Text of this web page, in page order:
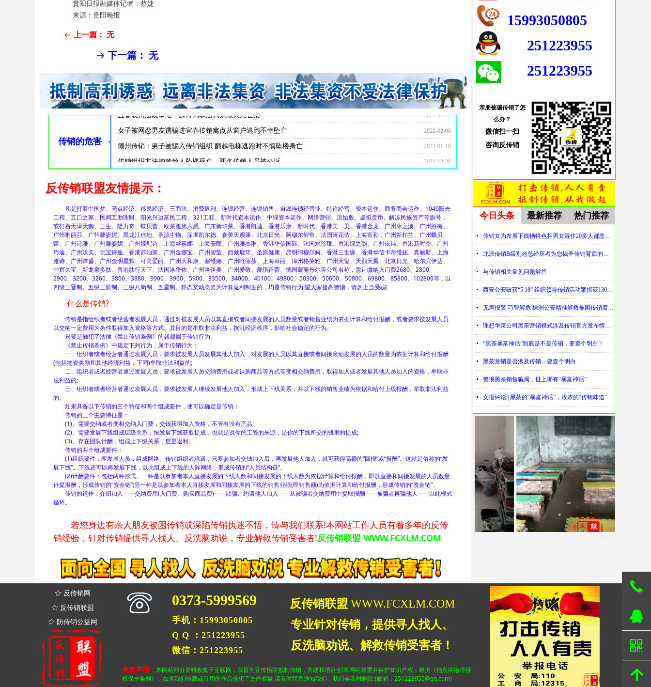
贵阳日报融媒体记者：蔡婕
来源：贵阳晚报
ꂃ 上一篇： 无
ꁹ 下一篇： 无
凡是打着中国梦、亮点经济、移民经济、三商法、消费返利、连锁经营、连锁销售、自愿连锁经营业、特许经营、资本运作、商务商会运作、1040阳光
工程、五口之家、民间互助理财、阳光兴边富民工程、321工程、新时代资本运作、中绿资本运作、网络营销、原始股、虚拟货币、解冻民族资产等旗号，
或打着天津天狮、三生、隆力奇、蝶贝蕾、欧莱雅第六感、广东新珀莱、香港凯迪、香港乐康、新时代、香港美一美、香港金龙、广州冰之澳、广州胜梅、
广州唯丽莎、广州馨姿妮、黑龙江佳地、圣源生物、深圳凯尔德、参美天赐康、北京日光、阿穆尔鲟鱼、法国落花侬、上海富勒，广州新柏兰、广州蝶贝
蕾、广州诗雅、广州馨姿妮、广州姬配诗、上海丝嘉娜、上海安郎、广州雅杰琳、香港华信国际、法国水玲珑、香港绿之韵、广州依纯、香港新时空、广州
巧迪、广州汉美、玩宝诗逸、香港苏泊莱、广州金娜宝、广州碧莹、西藏鹿茸、圣原健康、昆明阿穆尔鲟、香港三世缘、香港华信卡蒂维妮、真丽斯、上海
雅诗、广州谭盛、广州金明星辉、可美爱丽、广州大和康、塞维娜、广州唯丽莎、上海卓丽、漳州格莱雅、广州天玺、天顔天奚、北京日光、哈尔滨伊达、
中辉久宝、新龙泉多肽、香港肽行天下、法国洛华侬、广州洛伊美、广州爱敬、爱琪蓓蕾、德国蒙丽丹尔等公司名称，需让缴纳入门费2680、2800、
2900、3200、3260、3800、3880、3900、3960、5900、33500、34000、40100、49800、50300、50600、50800、69800、85800、102800等，以
四级三晋制、五级三阶制、三级八岗制、五星制、静态奖动态奖为计算返利制度的，均是传销行为!望大家提高警惕，请勿上当受骗!
什么是传销?
传销是指组织者或者经营者发展人员，通过对被发展人员以其直接或者间接发展的人员数量或者销售业绩为依据计算和给付报酬，或者要求被发展人员
以交纳一定费用为条件取得加入资格等方式。其目的是牟取非法利益，扰乱经济秩序，影响社会稳定的行为。
只要是触犯了法律《禁止传销条例》的就都属于传销行为。
《禁止传销条例》中规定下列行为，属于传销行为：
一、组织者或者经营者通过发展人员，要求被发展人员发展其他人加入，对发展的人员以其直接或者间接滚动发展的人员的数量为依据计算和给付报酬
(包括物资奖励和其他经济利益，下同)牟取非法利益的;
二、组织者或者经营者通过发展人员，要求被发展人员交纳费用或者认购商品等方式等变相交纳费用，取得加入或者发展其他人员加入的资格，牟取非
法利益的;
三、组织者或者经营者通过发展人员，要求被发展人继续发展他人加入，形成上下线关系，并以下线的销售业绩为依据和给付上线报酬，牟取非法利益
的。
如果具备以下传销的三个特征和两个组成要件，便可以确定是传销：
传销的三个主要特征是：
(1)、需要交纳或者变相交纳入门费，交钱获得加入资格，不管有没有产品;
(2)、需要发展下线组成层级关系，按发展下线获取提成，也就是说你的工资的来源，是你的下线所交的钱里的提成;
(3)、存在团队计酬，组成上下级关系，层层返利。
传销的两个组成要件：
(1)组织要件：即发展人员，组成网络。传销组织者承诺，只要参加者交钱加入后，再发展他人加入，就可获得高额的“回报”或“报酬”。这就是俗称的“发
展下线”。下线还可以再发展下线，以此组成上下线的人际网络，形成传销的“人员结构链”。
(2)计酬要件：包括两种形式。一种是以参加者本人直接发展的下线人数和间接发展的下线人数为依据计算和给付报酬，即以直接和间接发展的人员数量
计提报酬，形成传销的“资金链”;另一种是以参加者本人直接发展和间接发展的下线的销售业绩(即销售额)为依据计算和给付报酬，形成传销的“资金链”。
传销的运作：介绍加入——交纳费用(入门费、购买商品费)——欺骗、约请他人加入——从被骗者交纳费用中提取报酬——被骗者再骗他人——以此模式
循环。
若您身边有亲人朋友被困传销或深陷传销执迷不悟，请与我们联系!本网站工作人员有着多年的反传
销经验，针对传销提供寻人找人、反洗脑劝说，专业解救传销受害者!反传销联盟 WWW.FCXLM.COM
反传销联盟友情提示：
传销的危害
2015-08-28
传销女为发展下线牺牲色相男女混住20多人都患上肺结核 2025-10-24
传销敛财，拘禁索命丨松滋法院对一传销团伙数罪并罚，主犯获重刑 2025-08-28
云南曲靖警方披露一起传销案件侦破细节：24岁男子因不顺从遭折磨致死 2024-09-13
曲靖传销组织致人死亡 警方捣毁传销恶势力犯罪团伙 2023-10-30
商洛传销非法拘禁致人死亡 传销人员难逃法网终获重刑 2022-09-27
莆田传销组织非法拘禁致人逃跑时不慎坠亡 嫌疑人潜逃9年后终被抓 2022-09-16
在襄阳将被骗入传销窝点者遭殴打死亡 潜逃20多年后终于被抓 2022-02-22
宜春袁州法院审结一起传销非法拘禁致人死亡案
女子被网恋男友诱骗进宜春传销窝点从窗户逃跑不幸坠亡
德州传销：男子被骗入传销组织 翻越电梯逃跑时不慎坠楼身亡
传销组织非法拘禁致人坠楼死亡，两名传销人员被公诉
2021-12-28
两男女组织领导传销活动非法拘禁他人致对方坠楼身亡 2021-12-24
传销组织“漳州11人海滩溺亡”幸存者受审当庭陈述事故经过 2021-12-17
福建漳州11人涉传销落水遇难 亲友：自称去打工从事低买高卖的采购工作 2021-12-17
漳州海滩11名溺亡者初查涉嫌传销，家属：想去传销窝点看看 2021-12-17
“漳州海滩11人溺亡”家属发声怀疑遇难者是误入传销组织 2021-11-23
骗他人加入传销组织致对方坠楼身亡，两男女在南京涉嫌非法拘禁罪被起诉 2021-10-07
南阳传销组织发生惨案一男子从顶楼跳楼身亡 2021-10-06
南阳传销：男子要求离开传销被拒从顶楼跳楼身亡 2021-08-12
湖北襄阳19年前的传销窝点伤人致死案件全线告破 最后一名逃犯落网
今日头条 最新推荐 热门推荐
넷 传销女为发展下线牺牲色相男女混住20多人都患上肺结核
넷 北派传销B级别老总经历者为您揭开传销背后的神秘
넷 与传销相关常见问题解答
넷 西安公安破获“5.18” 组织领导传销活动案抓获130名涉传人员
넷 无声报警 巧智解危 株洲公安精准解救被困传销窝点人员
넷 理想华莱公司黑茶营销模式涉及传销官方发布情况通报
넷 “黑茶暴富神话”到底是不是传销，要查个明白！
넷 黑茶营销是否涉及传销，要查个明白
넷 警惕黑茶销售骗局，世上哪有“暴富神话”
넷 女报评论 | 黑茶的“暴富神话”，浓浓的“传销味道”
亲朋被骗传销了怎
么办？
微信扫一扫
咨询 反传销
15993050805
251223955
251223955
0373-5999569
手机：15993050805
Q Q ：251223955
微信：251223955
ꄃ 反传销网
ꄃ 反传销联盟
ꄃ 防传销公益网
反传销联盟 WWW.FCXLM.COM
专业针对传销，提供寻人找人、
反洗脑劝说、解救传销受害者！
免责声明： 本网站部分资料收集于互联网，宗旨为宣传预防抵制传销，共建和谐社会!本网站尊重并保护知识产权，根据《信息网络传播
权保护条例》，如果我们转载或引用的作品侵犯了您的权益,请及时联系通知我们，我们会及时删除!(邮箱：251223955@qq.com)
끅
뀩
낃
녕